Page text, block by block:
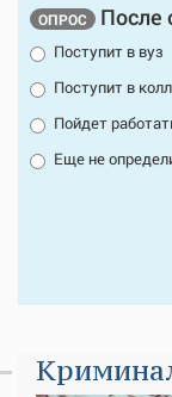
ОПРОС После
Поступит в вуз
Поступит в
Пойдет
Еще не